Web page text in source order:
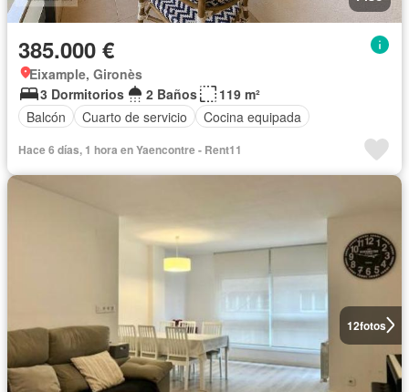
385.000 €
Eixample, Gironès
3 Dormitorios
2 Baños
119 m²
Balcón
Cuarto de servicio Cocina equipada
Hace 6 días, 1 hora en Yaencontre - Rent11
12fotos